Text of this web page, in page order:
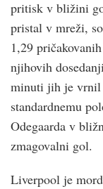
pritisk v bližini
pristal v mreži,
1,29
njihovih
minuti jih je vrnil
standardnemu
Odegaarda v
zmagovalni gol.
Liverpool je